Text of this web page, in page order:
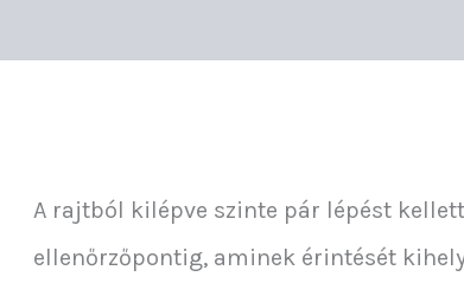
A rajtból kilépve szinte pár lépést
ellenőrzőpontig, aminek érintését